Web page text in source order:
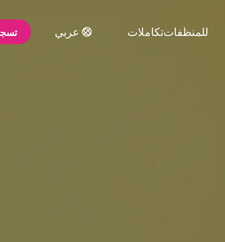
للمنظفاتتكاملات عربي